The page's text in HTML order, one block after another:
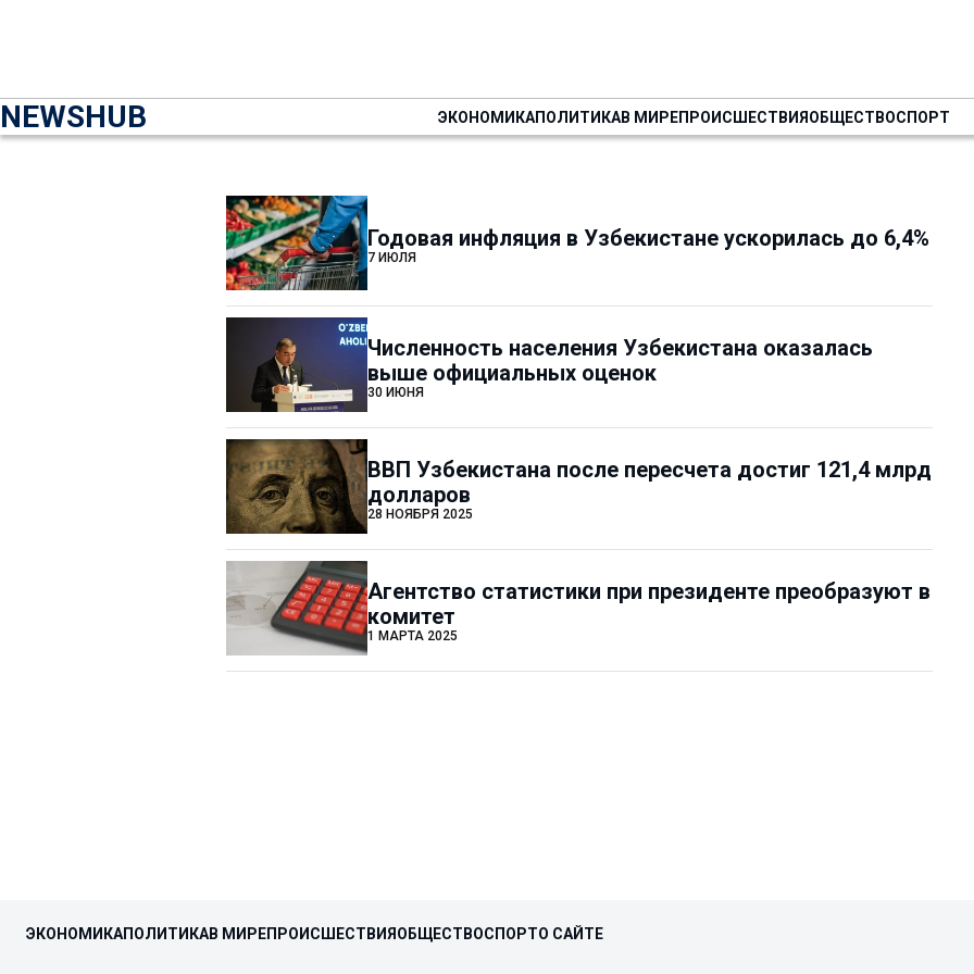
NEWSHUB ЭКОНОМИКАПОЛИТИКАВ МИРЕПРОИСШЕСТВИЯОБЩЕСТВОСПОРТ
Годовая инфляция в Узбекистане ускорилась до 6,4%
7 ИЮЛЯ
Численность населения Узбекистана оказалась
выше официальных оценок
30 ИЮНЯ
ВВП Узбекистана после пересчета достиг 121,4 млрд
долларов
28 НОЯБРЯ 2025
Агентство статистики при президенте преобразуют в
комитет
1 МАРТА 2025
ЭКОНОМИКАПОЛИТИКАВ МИРЕПРОИСШЕСТВИЯ ОБЩЕСТВОСПОРТО САЙТЕ